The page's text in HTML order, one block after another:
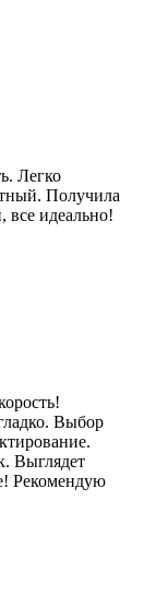
Легко
Получила
все идеально!
Выбор
Выглядет
Рекомендую